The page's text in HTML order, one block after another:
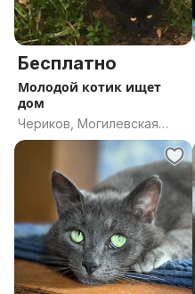
Бесплатно
Молодой котик ищет
дом
Чериков, Могилевская
область